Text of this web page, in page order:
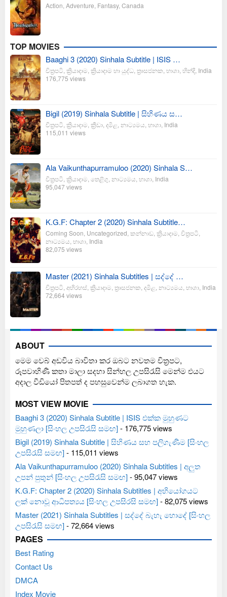
Action Adventure Fantasy, Canada
TOP MOVIES
Baaghi 3 (2020) Sinhala Subtitle | ISIS …
චිත්‍රපටි ක්‍රියාදාම ක්‍රියාදාම හා යුද්ධ ත්‍රාසජනක භාශා හින්දි India
176,775 views
Bigil (2019) Sinhala Subtitle | සිහිණය ස…
චිත්‍රපටි ක්‍රියාදාම ක්‍රීඩා දමිළ නාට්‍යමය භාශා India
115,011 views
Ala Vaikunthapurramuloo (2020) Sinhala S…
චිත්‍රපටි ක්‍රියාදාම තෙළිගු නාට්‍යමය භාශා India
95,047 views
K.G.F: Chapter 2 (2020) Sinhala Subtitle…
Coming Soon Uncategorized කන්නාඩ ක්‍රියාදාම චිත්‍රපටි
නාට්‍යමය භාශා India
82,075 views
Master (2021) Sinhala Subtitles | සද්දේ …
චිත්‍රපටි අභිරහස් ක්‍රියාදාම ත්‍රාසජනක දමිළ නාට්‍යමය භාශා India
72,664 views
ABOUT
මෙම වෙබ් අඩවිය බාවිතා කර ඔබට නවතම චිත්‍රපට,
රූපවාහිණී කතා මාලා සදහා සින්හල උපසිරැසි මෙන්ම එයට
අදාල වීඩියෝ පිතපත් ද පහසුවෙන්ම ලබාගත හැක.
MOST VIEW MOVIE
Baaghi 3 (2020) Sinhala Subtitle | ISIS එක්ක මුහුණට
මුහුණලා [සිංහල උපසිරැසි සමඟ]- 176,775 views
Bigil (2019) Sinhala Subtitle | සිහිණය සහ පලිගැණීම [සිංහල
උපසිරැසි සමඟ]- 115,011 views
Ala Vaikunthapurramuloo (2020) Sinhala Subtitles | අලුත
උපන් පුතුන් [සිංහල උපසිරැසි සමඟ]- 95,047 views
K.G.F: Chapter 2 (2020) Sinhala Subtitles | අභියෝගයට
ලක් නොවූ ආධිපත්‍යය [සිංහල උපසිරසි සමඟ]- 82,075 views
Master (2021) Sinhala Subtitles | සද්දේ බැහැ හොදේ [සිංහල
උපසිරැසි සමඟ]- 72,664 views
PAGES
Best Rating
Contact Us
DMCA
Index Movie